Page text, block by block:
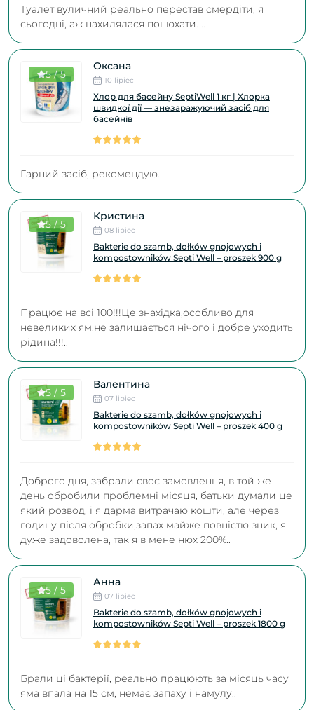
Туалет вуличний реально перестав смердіти, я
сьогодні, аж нахилялася понюхати. ..
5 / 5
Оксана
10 lipiec
Хлор для басейну SeptiWell 1 кг | Хлорка
швидкої дії — знезаражуючий засіб для
басейнів
Гарний засіб, рекомендую..
5 / 5
Кристина
08 lipiec
Bakterie do szamb, dołków gnojowych i
kompostowników Septi Well – proszek 900 g
Працює на всі 100!!!Це знахідка,особливо для
невеликих ям,не залишається нічого і добре уходить
рідина!!!..
5 / 5
Валентина
07 lipiec
Bakterie do szamb, dołków gnojowych i
kompostowników Septi Well – proszek 400 g
Доброго дня, забрали своє замовлення, в той же
день обробили проблемні місяця, батьки думали це
який розвод, і я дарма витрачаю кошти, але через
годину після обробки,запах майже повністю зник, я
дуже задоволена, так я в мене нюх 200%..
5 / 5
Анна
07 lipiec
Bakterie do szamb, dołków gnojowych i
kompostowników Septi Well – proszek 1800 g
Брали ці бактерії, реально працюють за місяць часу
яма впала на 15 см, немає запаху і намулу..